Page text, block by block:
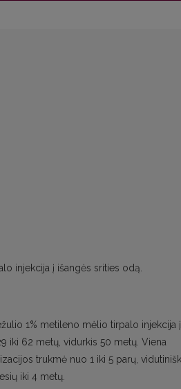
injekcija į išangės srities odą.
1% metileno mėlio tirpalo injekcija į
iki 62 metų, vidurkis 50 metų. Viena
trukmė nuo 1 iki 5 parų,
iki 4 metų.